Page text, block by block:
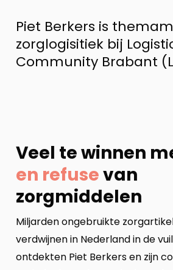
Piet Berkers is
zorglogisitiek bij
Community Brabant
Veel te winnen
en refusevan
zorgmiddelen
Miljarden ongebruikte
verdwijnen in Nederland in de
ontdekten Piet Berkers en zijn